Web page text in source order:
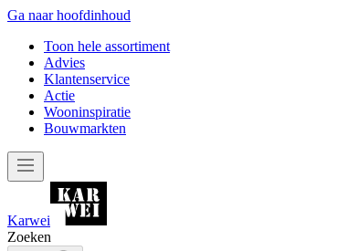
Ga naar hoofdinhoud
Toon hele assortiment
Advies
Klantenservice
Actie
Wooninspiratie
Bouwmarkten
Karwei
Zoeken